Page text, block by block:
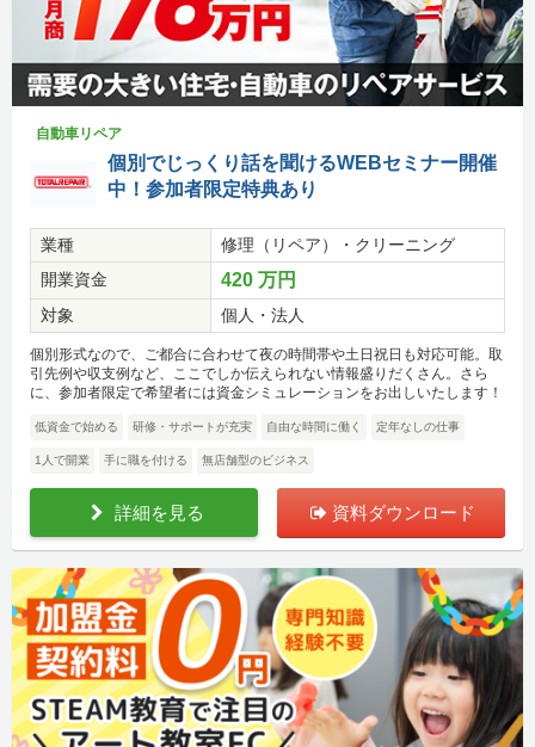
自動車リペア
個別でじっくり話を聞けるWEBセミナー開催
中！参加者限定特典あり
業種
修理（リペア）・クリーニング
開業資金
420 万円
対象 個人・法人
個別形式なので、ご都合に合わせて夜の時間帯や土日祝日も対応可能。取
引先例や収支例など、ここでしか伝えられない情報盛りだくさん。さら
に、参加者限定で希望者には資金シミュレーションをお出しいたします！
低資金で始める 研修・サポートが充実 自由な時間に働く 定年なしの仕事
1人で開業 手に職を付ける 無店舗型のビジネス
詳細を見る 資料ダウンロード